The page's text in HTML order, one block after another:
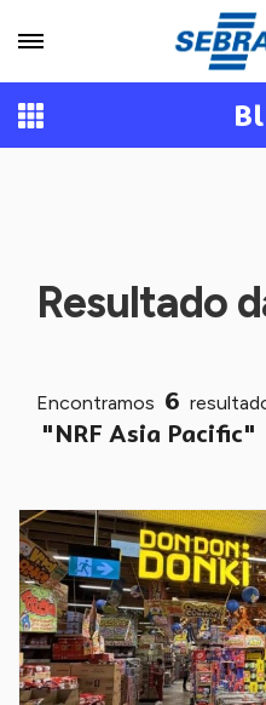
Resultado
Encontramos 6
"NRF Asia Pacific"